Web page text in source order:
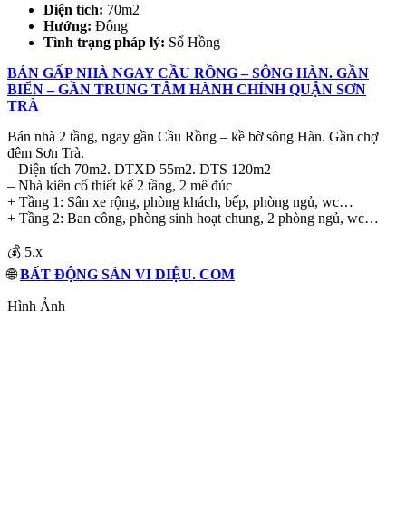
Diện tích: 70m2
Hướng: Đông
Tình trạng pháp lý: Sổ Hồng
BÁN GẤP NHÀ NGAY CẦU RỒNG – SÔNG HÀN. GẦN
BIỂN – GẦN TRUNG TÂM HÀNH CHÍNH QUẬN SƠN
TRÀ
Bán nhà 2 tầng, ngay gần Cầu Rồng – kề bờ sông Hàn. Gần chợ
đêm Sơn Trà.
– Diện tích 70m2. DTXD 55m2. DTS 120m2
– Nhà kiên cố thiết kế 2 tầng, 2 mê đúc
+ Tầng 1: Sân xe rộng, phòng khách, bếp, phòng ngủ, wc…
+ Tầng 2: Ban công, phòng sinh hoạt chung, 2 phòng ngủ, wc…
💰 5.x
🌐BẤT ĐỘNG SẢN VI DIỆU. COM
Hình Ảnh